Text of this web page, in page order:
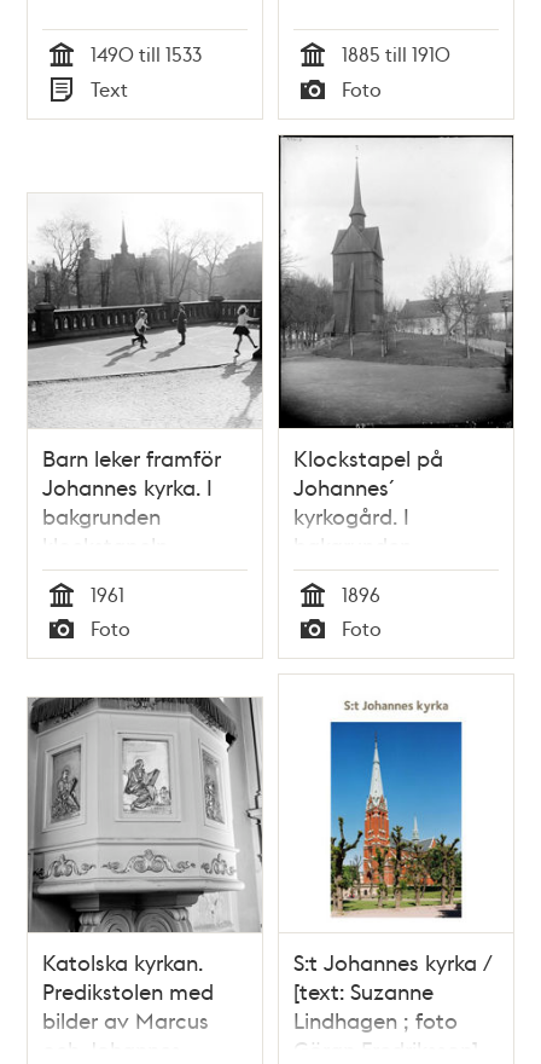
Tid
1490 till 1533
Typ
Text Tid
1885 till 1910
Typ
Foto
Barn leker framför
Johannes kyrka. I
bakgrunden
klockstapeln
Tid
1961
Typ
Foto
Klockstapel på
Johannes´
kyrkogård. I
bakgrunden
Drottninghuset
Tid
1896
Typ
Foto
Katolska kyrkan.
Predikstolen med
bilder av Marcus
och Johannes
S:t Johannes kyrka /
[text: Suzanne
Lindhagen ; foto
Göran Fredriksson]